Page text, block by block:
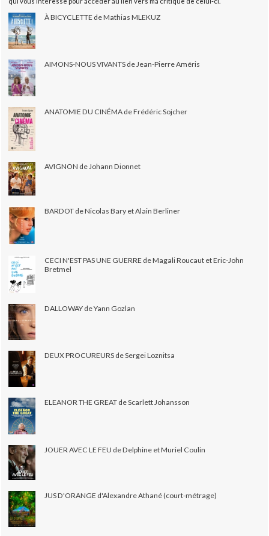
À BICYCLETTE de Mathias MLEKUZ
AIMONS-NOUS VIVANTS de Jean-Pierre Améris
ANATOMIE DU CINÉMA de Frédéric Sojcher
AVIGNON de Johann Dionnet
BARDOT de Nicolas Bary et Alain Berliner
CECI N'EST PAS UNE GUERRE de Magali Roucaut et Eric-John
Bretmel
DALLOWAY de Yann Gozlan
DEUX PROCUREURS de Sergei Loznitsa
ELEANOR THE GREAT de Scarlett Johansson
JOUER AVEC LE FEU de Delphine et Muriel Coulin
JUS D'ORANGE d'Alexandre Athané (court-métrage)